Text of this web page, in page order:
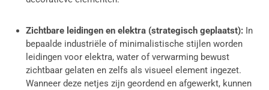
Zichtbare leidingen en elektra (strategisch geplaatst): In
bepaalde industriële of minimalistische stijlen worden
leidingen voor elektra, water of verwarming bewust
zichtbaar gelaten en zelfs als visueel element ingezet.
Wanneer deze netjes zijn geordend en afgewerkt, kunnen